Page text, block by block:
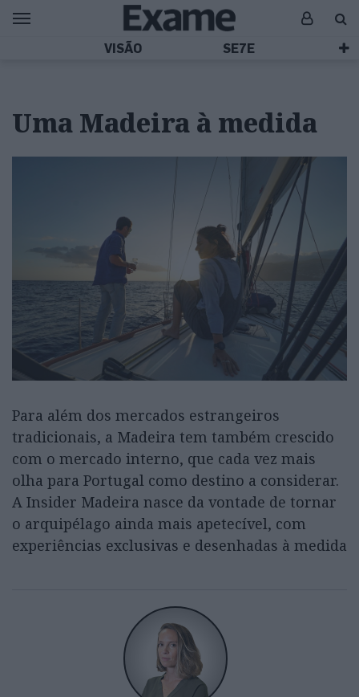
VISÃO SE7E
Uma Madeira à medida
Para além dos mercados estrangeiros
tradicionais, a Madeira tem também crescido
com o mercado interno, que cada vez mais
olha para Portugal como destino a considerar.
A Insider Madeira nasce da vontade de tornar
o arquipélago ainda mais apetecível, com
experiências exclusivas e desenhadas à medida